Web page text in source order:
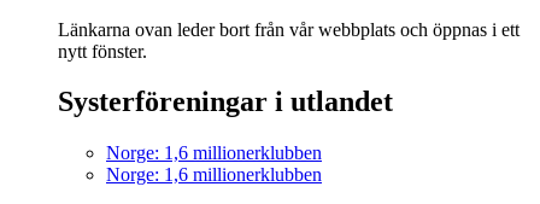
Länkarna ovan leder bort från vår webbplats och öppnas i ett
nytt fönster.
Systerföreningar i utlandet
Norge: 1,6 millionerklubben
Norge: 1,6 millionerklubben